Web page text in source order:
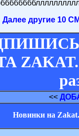
Далее другие 10
<<
Новинки на